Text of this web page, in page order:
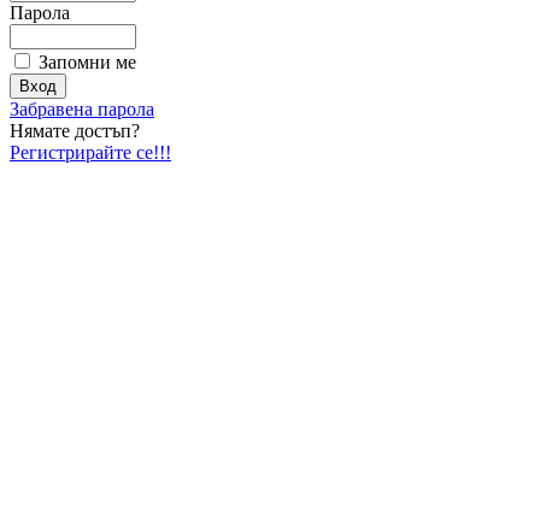
Парола
Запомни ме
Забравена парола
Нямате достъп?
Регистрирайте се!!!